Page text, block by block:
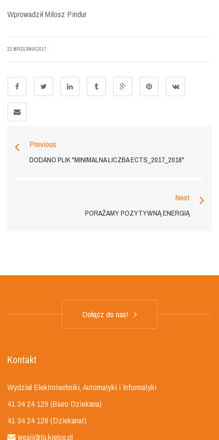
Wprowadził Milosz Pindur
22 WRZEŚNIA 2017
Previous
DODANO PLIK "MINIMALNA LICZBA ECTS_2017_2018"
Next
PORAŻAMY POZYTYWNĄ ENERGIĄ
Dołącz do nas!
Kontakt
Wydział Elektrotechniki, Automatyki i Informatyki
41 34 24 129 (Biuro Dziekana)
41 34 24 128 (Dziekanat)
weaii@tu.kielce.pl